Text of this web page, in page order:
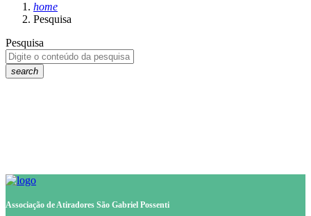
home
Pesquisa
Pesquisa
search
Associação de Atiradores São Gabriel Possenti